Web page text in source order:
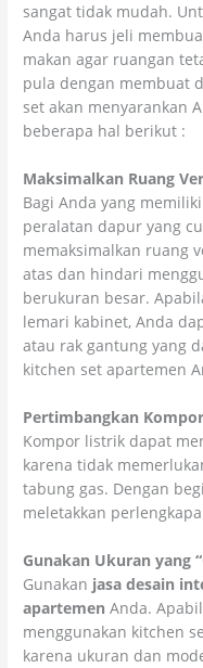
sangat tidak mudah.
Anda harus jeli
makan agar ruangan
pula dengan membuat
set akan menyarankan
beberapa hal berikut :
Maksimalkan Ruang
Bagi Anda yang
peralatan dapur yang
memaksimalkan ruang
atas dan hindari
berukuran besar.
lemari kabinet, Anda
atau rak gantung yang
kitchen set apartemen
Pertimbangkan
Kompor listrik dapat
karena tidak
tabung gas. Dengan
meletakkan
Gunakan Ukuran yang
Gunakan jasa desain
apartemen Anda.
menggunakan kitchen
karena ukuran dan